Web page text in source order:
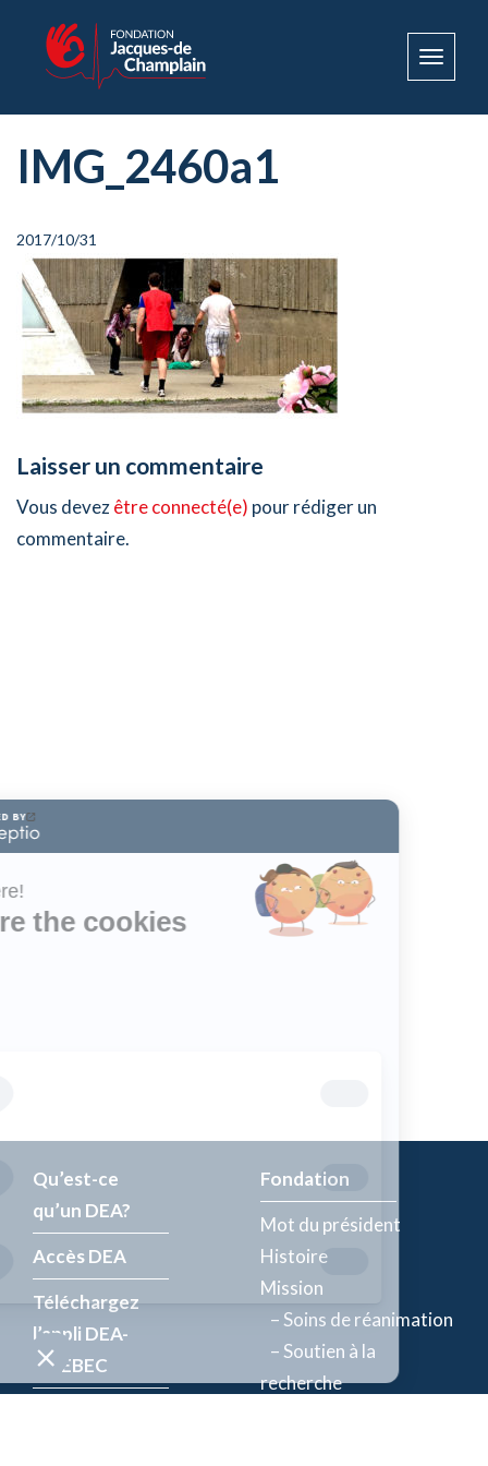
Toggle
IMG_2460a1
2017/10/31
Laisser un commentaire
Vous devezêtre connecté(e) pour rédiger un
commentaire.
Qu’est-ce
qu’un DEA?
Accès DEA
Téléchargez
l’appli DEA-
QUÉBEC
Fondation
Mot du président
Histoire
Mission
– Soins de réanimation
– Soutien à la
recherche